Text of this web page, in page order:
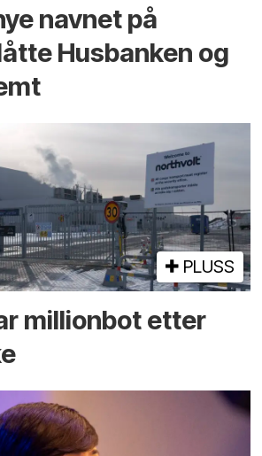
navnet på
Husbanken og
PLUSS
millionbot etter